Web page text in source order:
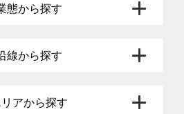
態から探す
線から探す
アから探す